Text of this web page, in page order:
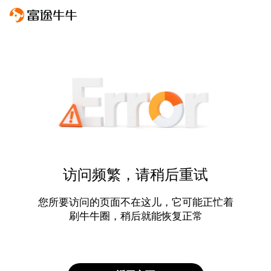
访问频繁，请稍后重试
您所要访问的页面不在这儿，它可能正忙着
刷牛牛圈，稍后就能恢复正常